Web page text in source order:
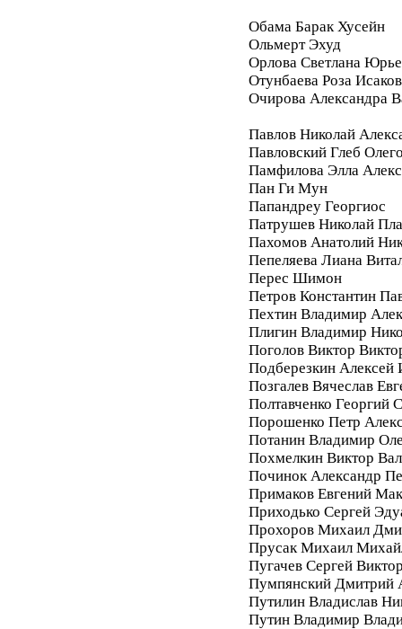
Обама Барак Хусейн
Ольмерт Эхуд
Орлова Светлана
Отунбаева Роза
Очирова Александра
Павлов Николай
Павловский Глеб
Памфилова Элла
Пан Ги Мун
Папандреу Георгиос
Патрушев Николай
Пахомов Анатолий
Пепеляева Лиана
Перес Шимон
Петров Константин
Пехтин Владимир
Плигин Владимир
Поголов Виктор
Подберезкин Алексей
Позгалев Вячеслав
Полтавченко Георгий
Порошенко Петр
Потанин Владимир
Похмелкин Виктор
Починок Александр
Примаков Евгений
Приходько Сергей
Прохоров Михаил
Прусак Михаил
Пугачев Сергей
Пумпянский Дмитрий
Путилин Владислав
Путин Владимир